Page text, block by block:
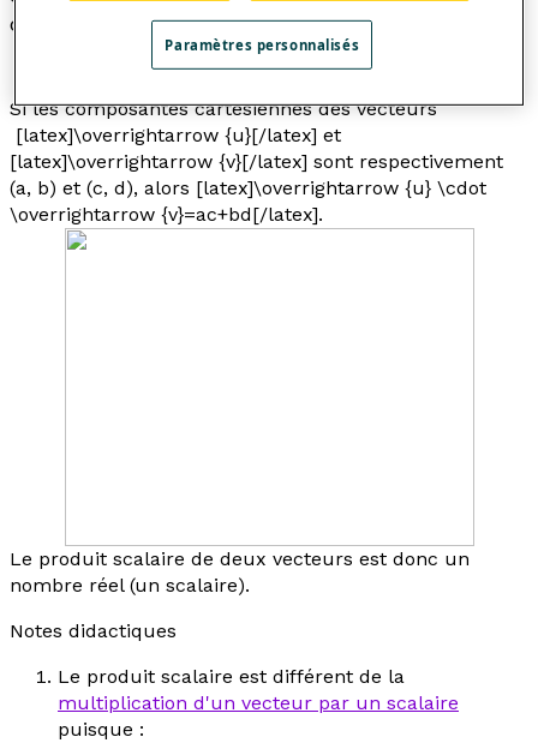
directions des deux vecteurs.
Si les composantes cartésiennes des vecteurs
[latex]\overrightarrow {u}[/latex] et
[latex]\overrightarrow {v}[/latex] sont respectivement
(a, b) et (c, d), alors [latex]\overrightarrow {u} \cdot
\overrightarrow {v}=ac+bd[/latex].
Le produit scalaire de deux vecteurs est donc un
nombre réel (un scalaire).
Notes didactiques
Le produit scalaire est différent de la
multiplication d'un vecteur par un scalaire
puisque :
Paramètres personnalisés